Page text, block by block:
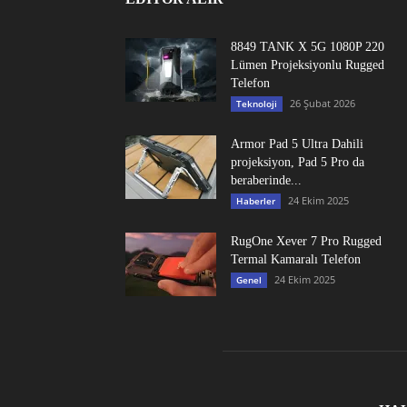
8849 TANK X 5G 1080P 220
Lümen Projeksiyonlu Rugged
Telefon
Teknoloji 26 Şubat 2026
Armor Pad 5 Ultra Dahili
projeksiyon, Pad 5 Pro da
beraberinde...
Haberler 24 Ekim 2025
RugOne Xever 7 Pro Rugged
Termal Kamaralı Telefon
Genel 24 Ekim 2025